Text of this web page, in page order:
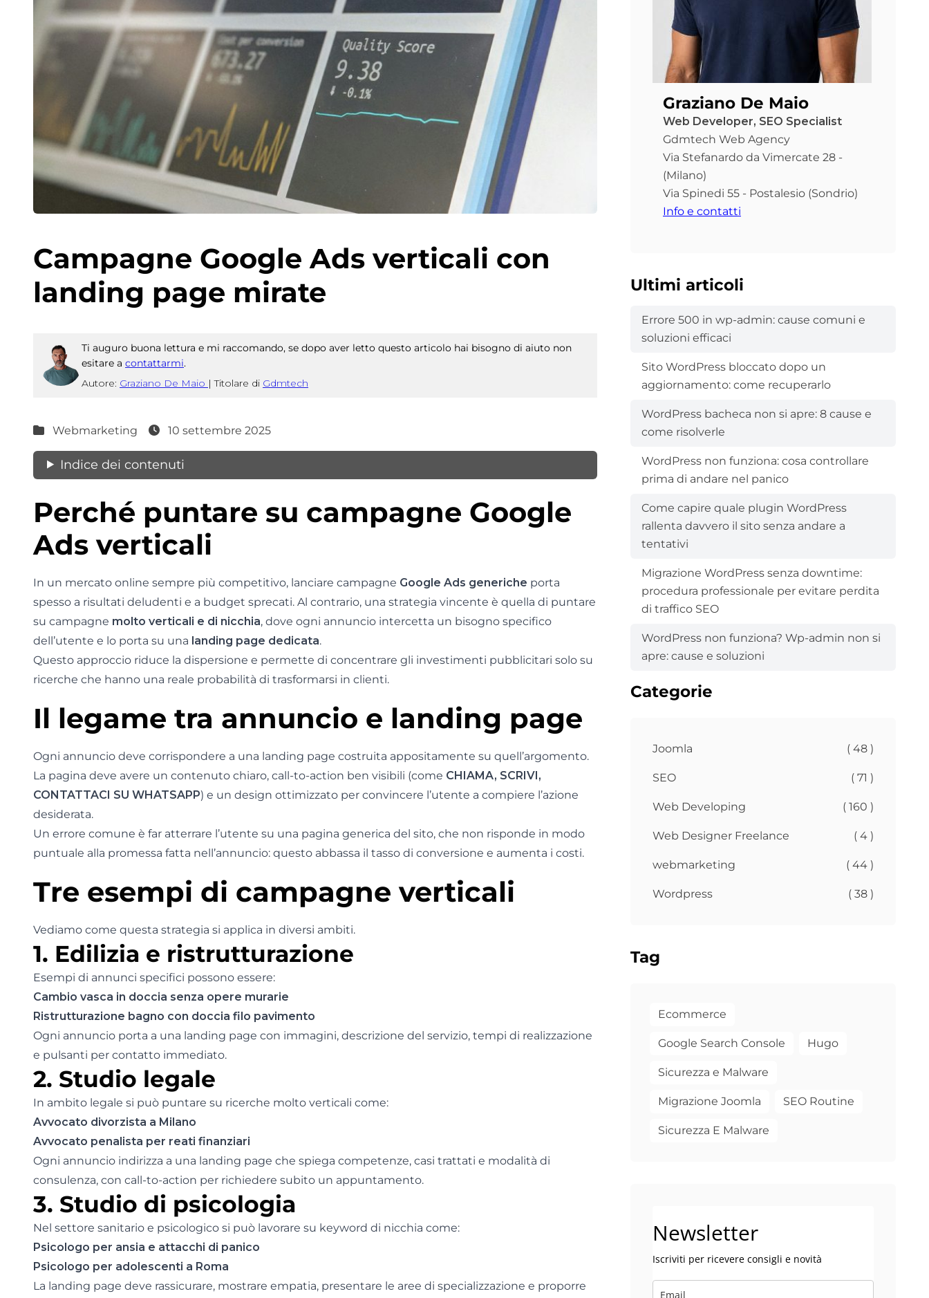
Campagne Google Ads verticali con
landing page mirate
Ti auguro buona lettura e mi raccomando, se dopo aver letto questo articolo hai bisogno di aiuto non
esitare a contattarmi.
Autore: Graziano De Maio | Titolare di Gdmtech
Webmarketing 10 settembre 2025
Indice dei contenuti
Perché puntare su campagne Google
Ads verticali
In un mercato online sempre più competitivo, lanciare campagne Google Ads generiche porta
spesso a risultati deludenti e a budget sprecati. Al contrario, una strategia vincente è quella di puntare
su campagne molto verticali e di nicchia, dove ogni annuncio intercetta un bisogno specifico
dell’utente e lo porta su una landing page dedicata.
Questo approccio riduce la dispersione e permette di concentrare gli investimenti pubblicitari solo su
ricerche che hanno una reale probabilità di trasformarsi in clienti.
Il legame tra annuncio e landing page
Ogni annuncio deve corrispondere a una landing page costruita appositamente su quell’argomento.
La pagina deve avere un contenuto chiaro, call-to-action ben visibili (come CHIAMA, SCRIVI,
CONTATTACI SU WHATSAPP) e un design ottimizzato per convincere l’utente a compiere l’azione
desiderata.
Un errore comune è far atterrare l’utente su una pagina generica del sito, che non risponde in modo
puntuale alla promessa fatta nell’annuncio: questo abbassa il tasso di conversione e aumenta i costi.
Tre esempi di campagne verticali
Vediamo come questa strategia si applica in diversi ambiti.
1. Edilizia e ristrutturazione
Esempi di annunci specifici possono essere:
Cambio vasca in doccia senza opere murarie
Ristrutturazione bagno con doccia filo pavimento
Ogni annuncio porta a una landing page con immagini, descrizione del servizio, tempi di realizzazione
e pulsanti per contatto immediato.
2. Studio legale
In ambito legale si può puntare su ricerche molto verticali come:
Avvocato divorzista a Milano
Avvocato penalista per reati finanziari
Ogni annuncio indirizza a una landing page che spiega competenze, casi trattati e modalità di
consulenza, con call-to-action per richiedere subito un appuntamento.
3. Studio di psicologia
Nel settore sanitario e psicologico si può lavorare su keyword di nicchia come:
Psicologo per ansia e attacchi di panico
Psicologo per adolescenti a Roma
La landing page deve rassicurare, mostrare empatia, presentare le aree di specializzazione e proporre
Graziano De Maio
Web Developer, SEO Specialist
Gdmtech Web Agency
Via Stefanardo da Vimercate 28 -
(Milano)
Via Spinedi 55 - Postalesio (Sondrio)
Info e contatti
Ultimi articoli
Errore 500 in wp-admin: cause comuni e
soluzioni efficaci
Sito WordPress bloccato dopo un
aggiornamento: come recuperarlo
WordPress bacheca non si apre: 8 cause e
come risolverle
WordPress non funziona: cosa controllare
prima di andare nel panico
Come capire quale plugin WordPress
rallenta davvero il sito senza andare a
tentativi
Migrazione WordPress senza downtime:
procedura professionale per evitare perdita
di traffico SEO
WordPress non funziona? Wp-admin non si
apre: cause e soluzioni
Categorie
Joomla ( 48 )
SEO ( 71 )
Web Developing ( 160 )
Web Designer Freelance ( 4 )
webmarketing ( 44 )
Wordpress ( 38 )
Tag
Ecommerce
Google Search Console Hugo
Sicurezza e Malware
Migrazione Joomla SEO Routine
Sicurezza E Malware
Newsletter
Iscriviti per ricevere consigli e novità